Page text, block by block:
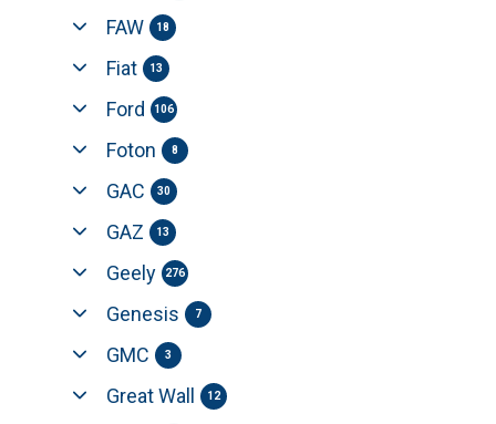
FAW 18
Fiat 13
Ford 106
Foton 8
GAC 30
GAZ 13
Geely 276
Genesis 7
GMC 3
Great Wall 12